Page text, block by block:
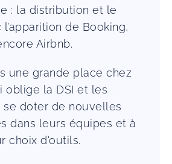
: la distribution et le
de Booking,
Airbnb.
une grande place chez
oblige la DSI et les
se doter de nouvelles
dans leurs équipes et à
choix d'outils.